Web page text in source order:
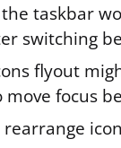
taskbar
switching
flyout
focus